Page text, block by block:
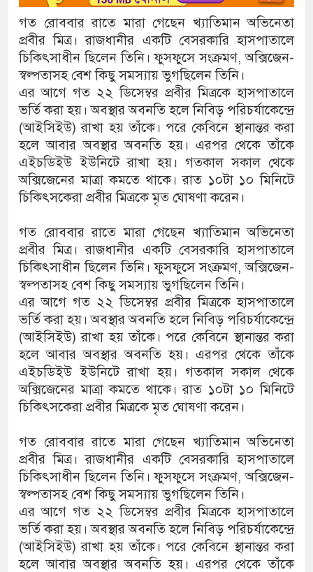
গত রোববার রাতে মারা গেছেন খ্যাতিমান অভিনেতা
প্রবীর মিত্র। রাজধানীর একটি বেসরকারি হাসপাতালে
চিকিৎসাধীন ছিলেন তিনি। ফুসফুসে সংক্রমণ, অক্সিজেন-
স্বল্পতাসহ বেশ কিছু সমস্যায় ভুগছিলেন তিনি।
এর আগে গত ২২ ডিসেম্বর প্রবীর মিত্রকে হাসপাতালে
ভর্তি করা হয়। অবস্থার অবনতি হলে নিবিড় পরিচর্যাকেন্দ্রে
(আইসিইউ) রাখা হয় তাঁকে। পরে কেবিনে স্থানান্তর করা
হলে আবার অবস্থার অবনতি হয়। এরপর থেকে তাঁকে
এইচডিইউ ইউনিটে রাখা হয়। গতকাল সকাল থেকে
অক্সিজেনের মাত্রা কমতে থাকে। রাত ১০টা ১০ মিনিটে
চিকিৎসকেরা প্রবীর মিত্রকে মৃত ঘোষণা করেন।
গত রোববার রাতে মারা গেছেন খ্যাতিমান অভিনেতা
প্রবীর মিত্র। রাজধানীর একটি বেসরকারি হাসপাতালে
চিকিৎসাধীন ছিলেন তিনি। ফুসফুসে সংক্রমণ, অক্সিজেন-
স্বল্পতাসহ বেশ কিছু সমস্যায় ভুগছিলেন তিনি।
এর আগে গত ২২ ডিসেম্বর প্রবীর মিত্রকে হাসপাতালে
ভর্তি করা হয়। অবস্থার অবনতি হলে নিবিড় পরিচর্যাকেন্দ্রে
(আইসিইউ) রাখা হয় তাঁকে। পরে কেবিনে স্থানান্তর করা
হলে আবার অবস্থার অবনতি হয়। এরপর থেকে তাঁকে
এইচডিইউ ইউনিটে রাখা হয়। গতকাল সকাল থেকে
অক্সিজেনের মাত্রা কমতে থাকে। রাত ১০টা ১০ মিনিটে
চিকিৎসকেরা প্রবীর মিত্রকে মৃত ঘোষণা করেন।
গত রোববার রাতে মারা গেছেন খ্যাতিমান অভিনেতা
প্রবীর মিত্র। রাজধানীর একটি বেসরকারি হাসপাতালে
চিকিৎসাধীন ছিলেন তিনি। ফুসফুসে সংক্রমণ, অক্সিজেন-
স্বল্পতাসহ বেশ কিছু সমস্যায় ভুগছিলেন তিনি।
এর আগে গত ২২ ডিসেম্বর প্রবীর মিত্রকে হাসপাতালে
ভর্তি করা হয়। অবস্থার অবনতি হলে নিবিড় পরিচর্যাকেন্দ্রে
(আইসিইউ) রাখা হয় তাঁকে। পরে কেবিনে স্থানান্তর করা
হলে আবার অবস্থার অবনতি হয়। এরপর থেকে তাঁকে